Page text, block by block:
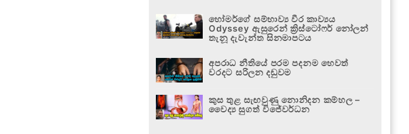
හෝමර්ගේ සම්භාව්‍ය වීර කාව්‍යය
Odyssey ඇසුරෙන් ක්‍රිස්ටෝෆර් නෝලන්
තැනූ දැවැන්ත සිනමාපටය
අපරාධ නීතියේ පරම පදනම හෙවත්
වරදට සරිලන දඬුවම
කුස තුළ සැඟවුණු නොනිදන කම්හල –
වෛද්‍ය සුගත් විජේවර්ධන